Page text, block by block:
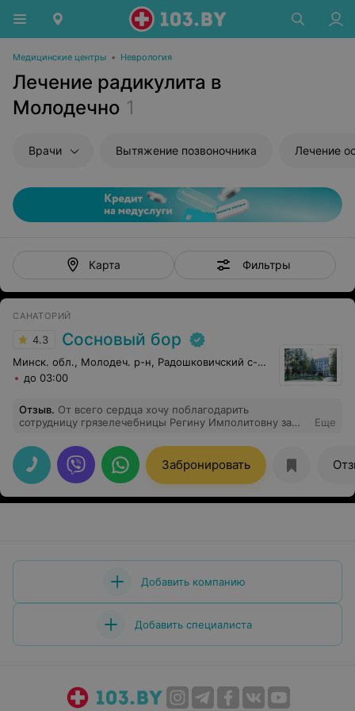
Медицинские центры • Неврология
Лечение радикулита в
Молодечно 1
Врачи Вытяжение позвоночника Лечение
Карта Фильтры
САНАТОРИЙ
4.3 Сосновый бор
Минск. обл., Молодеч. р-н, Радошковичский c-с, 1
до 03:00
Отзыв. От всего сердца хочу поблагодарить
сотрудницу грязелечебницы Регину Имполитовну за
Еще
Забронировать
Добавить компанию
Добавить специалиста